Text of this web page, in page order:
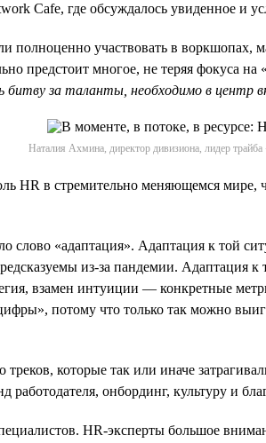
Cafe, где обсуждалось увиденное и
участвовать в воркшопах,
предстоит многое, не теряя фокуса на
за таланты, необходимо в центр
Наталия Ахмина, директор дивизиона, лидер
HR в стремительно меняющемся
слово «адаптация». Адаптация к той
из-за пандемии. Адаптация к
взамен интуиции — конкретные
потому что только так можно
которые так или иначе
онбординг, культуру и
HR-эксперты большое